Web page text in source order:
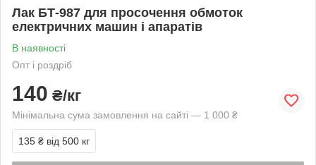
Лак БТ-987 для просочення обмоток
електричних машин і апаратів
В наявності
Опт і роздріб
140 ₴/кг
Мінімальна сума замовлення на сайті — 1 000 ₴
135 ₴ від 500 кг